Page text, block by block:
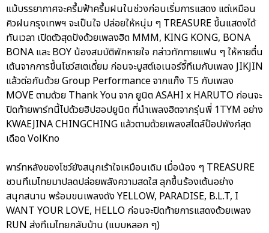
แม้บรรยากาศจะครึ้มฟ้าครึ้มฝนในช่วงก่อนเริ่มการแสดง แต่เหมือน
คิวฝนกรุงเทพฯ จะเป็นใจ ปล่อยให้หนุ่ม ๆ TREASURE ขึ้นแสดงได้
ทันเวลา เปิดตัวสุดปังด้วยเพลงฮิต MMM, KING KONG, BONA
BONA และ BOY น้องสมบัติพักหายใจ กล่าวทักทายแฟน ๆ ให้หายตื่น
เต้นจากการขึ้นโชว์สเตเดี้ยม ก่อนจะบูสต์เอเนอร์จี้ทึเมกับเพลง JIKJIN
แล้วต่อกันด้วย Group Performance จากแก๊ง T5 กับเพลง
MOVE ตามด้วย Thank You จาก ยูนิต ASAHI x HARUTO ก่อนจะ
ปิดท้ายพาร์ทนี้ไปด้วยฮิปฮอปยูนิต ที่นำเพลงฮิตจากรุ่นพี่ 1TYM อย่าง
KWAEJINA CHINGCHING แล้วตามด้วยเพลงสไตล์ป๊อปพังก์สุด
เดือด VolKno
พาร์ทหลังของโชว์ยังสนุกเร้าใจเหมือนเดิม เมื่อน้อง ๆ TREASURE
ชวนทึเมไทยมาปลดปล่อยพลังความสดใส ลุกขึ้นร้องเต้นอย่าง
สนุกสนาน พร้อมขนเพลงดัง YELLOW, PARADISE, B.L.T, I
WANT YOUR LOVE, HELLO ก่อนจะปิดท้ายการแสดงด้วยเพลง
RUN ส่งทึเมไทยกลับบ้าน (แบบหลอก ๆ)